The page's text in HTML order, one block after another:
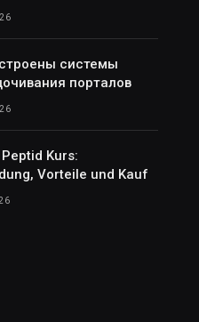
системы
порталов
Kurs:
Vorteile und Kauf